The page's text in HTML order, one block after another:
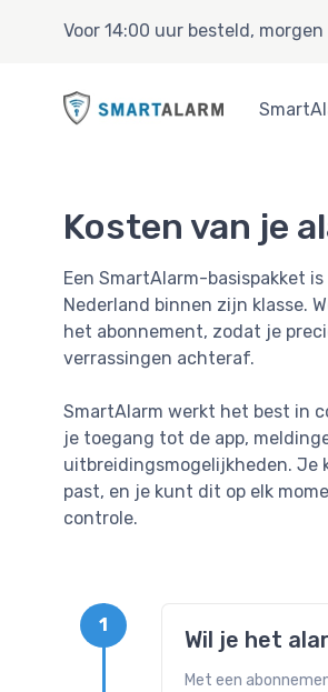
Voor 14:00 uur besteld, morgen
Kosten van je
Een SmartAlarm-basispakket
Nederland binnen zijn klasse.
het abonnement, zodat je
verrassingen achteraf.
SmartAlarm werkt het best in
je toegang tot de app,
uitbreidingsmogelijkheden.
past, en je kunt dit op elk
controle.
1
Wil je het
Met een